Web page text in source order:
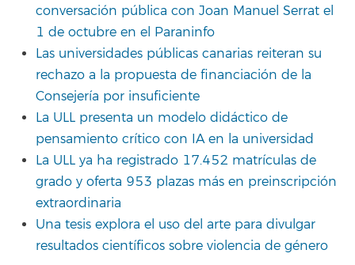
conversación pública con Joan Manuel Serrat el
1 de octubre en el Paraninfo
Las universidades públicas canarias reiteran su
rechazo a la propuesta de financiación de la
Consejería por insuficiente
La ULL presenta un modelo didáctico de
pensamiento crítico con IA en la universidad
La ULL ya ha registrado 17.452 matrículas de
grado y oferta 953 plazas más en preinscripción
extraordinaria
Una tesis explora el uso del arte para divulgar
resultados científicos sobre violencia de género